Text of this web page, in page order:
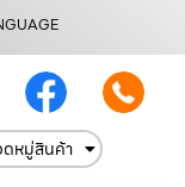
หมู่สินค้า